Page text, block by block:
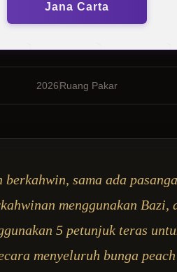
Jana Carta
2026Ruang Pakar
sama ada
menggunakan Bazi,
5 petunjuk teras
menyeluruh bunga